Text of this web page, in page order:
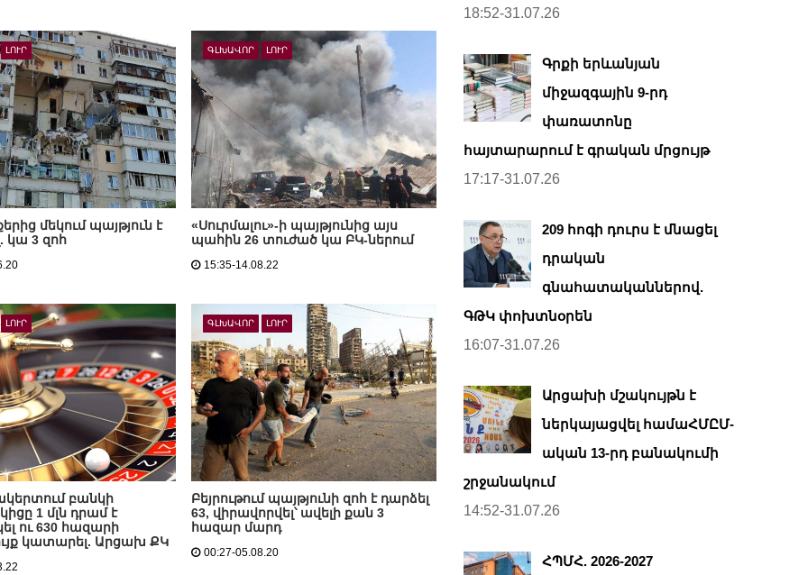
ԼՈՒՐ
մեկում պայթյուն է
կա 3 զոհ
ԳԼԽԱՎՈՐ ԼՈՒՐ
«Սուրմալու»-ի պայթյունից այս
պահին 26 տուժած կա ԲԿ-ներում
15:35-14.08.22
ԼՈՒՐ
բանկի
1 մլն դրամ է
ու 630 հազարի
կատարել. Արցախ ՔԿ
ԳԼԽԱՎՈՐ ԼՈՒՐ
Բեյրութում պայթյունի զոհ է դարձել
63, վիրավորվել՝ ավելի քան 3
հազար մարդ
00:27-05.08.20
18:52-31.07.26
Գրքի երևանյան
միջազգային 9-րդ
փառատոնը
հայտարարում է գրական մրցույթ
17:17-31.07.26
209 հոգի դուրս է մնացել
դրական
գնահատականներով.
ԳԹԿ փոխտնօրեն
16:07-31.07.26
Արցախի մշակույթն է
ներկայացվել համաՀՄԸՄ-
ական 13-րդ բանակումի
շրջանակում
14:52-31.07.26
ՀՊՄՀ. 2026-2027